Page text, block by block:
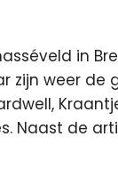
in
zijn weer de
Naast de